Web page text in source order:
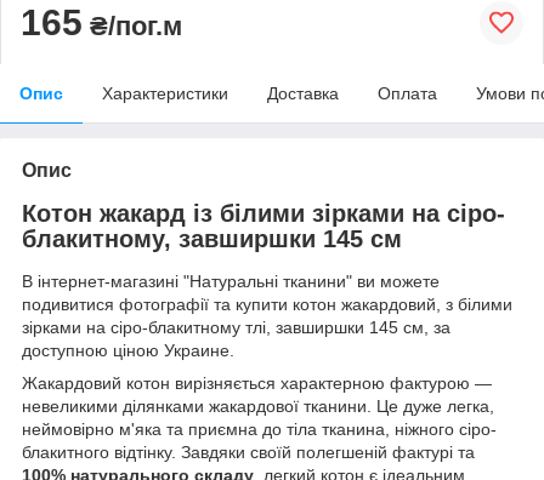
165 ₴/пог.м
Опис Характеристики Доставка Оплата Умови
Опис
Котон жакард із білими зірками на сіро-
блакитному, завширшки 145 см
В інтернет-магазині "Натуральні тканини" ви можете
подивитися фотографії та купити котон жакардовий, з білими
зірками на сіро-блакитному тлі, завширшки 145 см, за
доступною ціною Украине.
Жакардовий котон вирізняється характерною фактурою —
невеликими ділянками жакардової тканини. Це дуже легка,
неймовірно м'яка та приємна до тіла тканина, ніжного сіро-
блакитного відтінку. Завдяки своїй полегшеній фактурі та
100% натурального складу, легкий котон є ідеальним